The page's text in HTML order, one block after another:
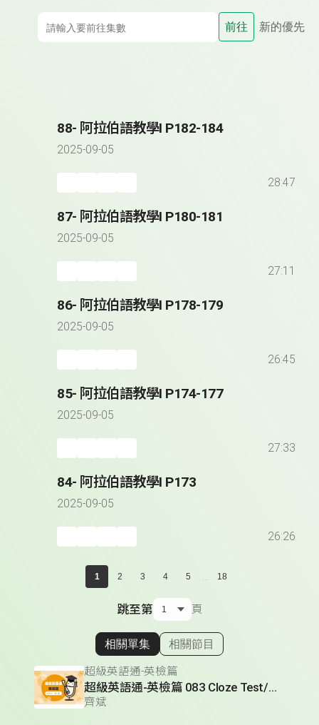
前往 新的優先
88- 阿拉伯語教學I P182-184
2025-09-05
28:47
87- 阿拉伯語教學I P180-181
2025-09-05
27:11
86- 阿拉伯語教學I P178-179
2025-09-05
26:45
85- 阿拉伯語教學I P174-177
2025-09-05
27:33
84- 阿拉伯語教學I P173
2025-09-05
26:26
1 2 3 4 5 ... 18
跳至第 頁
顯示相關單集
相關單集 相關節目
超級英語通-英檢篇
超級英語通-英檢篇 083 Cloze Test/段落填空-13
齊斌